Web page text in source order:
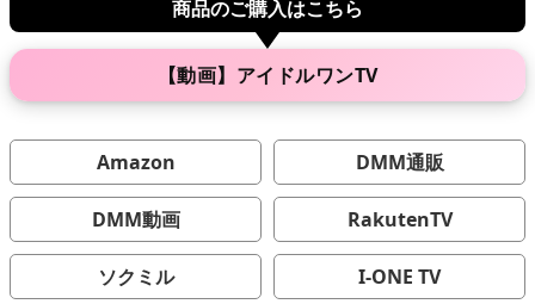
▶発売年月日
商品のご購入はこちら
【動画】アイドルワンTV
Amazon DMM通販
DMM動画 RakutenTV
ソクミル I-ONE TV